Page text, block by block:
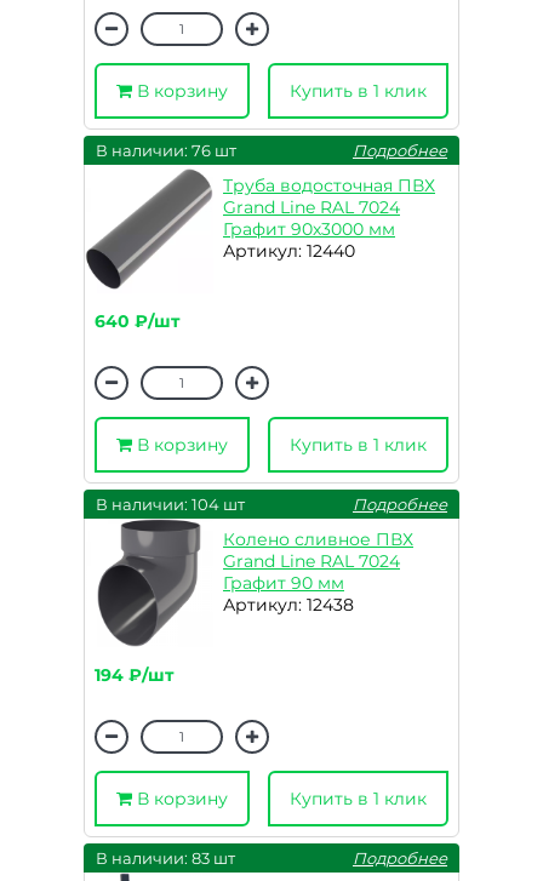
В корзину Купить в 1 клик
В наличии: 76 шт Подробнее
Труба водосточная ПВХ
Grand Line RAL 7024
Графит 90х3000 мм
Артикул: 12440
640 ₽/шт
В корзину Купить в 1 клик
В наличии: 104 шт Подробнее
Колено сливное ПВХ
Grand Line RAL 7024
Графит 90 мм
Артикул: 12438
194 ₽/шт
В корзину Купить в 1 клик
В наличии: 83 шт Подробнее